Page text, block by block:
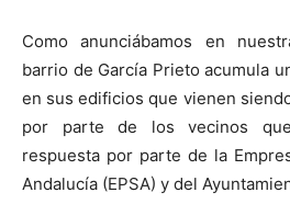
Como anunciábamos en
barrio de García Prieto acumula
en sus edificios que vienen
por parte de los vecinos
respuesta por parte de la
Andalucía (EPSA) y del